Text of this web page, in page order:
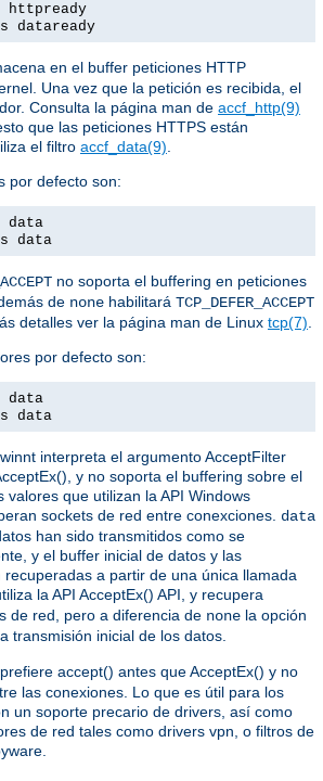
dataready
en el buffer peticiones HTTP
Una vez que la petición es recibida, el
Consulta la página man de accf_http(9)
que las peticiones HTTPS están
el filtro accf_data(9)
por defecto son:
data
data
no soporta el buffering en peticiones
de none habilitará TCP_DEFER_ACCEPT
detalles ver la página man de Linux tcp(7)
por defecto son:
data
data
interpreta el argumento AcceptFilter
y no soporta el buffering sobre el
valores que utilizan la API Windows
sockets de red entre conexciones. data
han sido transmitidos como se
y el buffer inicial de datos y las
a partir de una única llamada
la API AcceptEx() API, y recupera
de red, pero a diferencia de none la opción
transmisión inicial de los datos.
prefiere accept() antes que AcceptEx() y no
las conexiones. Lo que es útil para los
un soporte precario de drivers, así como
de red tales como drivers vpn, o filtros de